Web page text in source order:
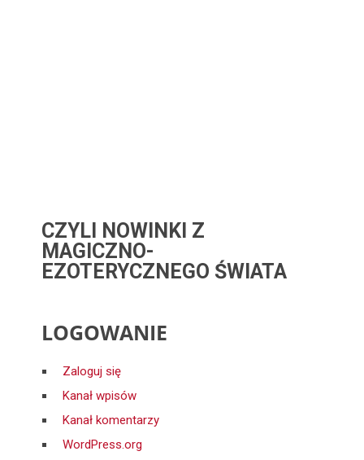
CZYLI NOWINKI Z
MAGICZNO-
EZOTERYCZNEGO ŚWIATA
LOGOWANIE
Zaloguj się
Kanał wpisów
Kanał komentarzy
WordPress.org